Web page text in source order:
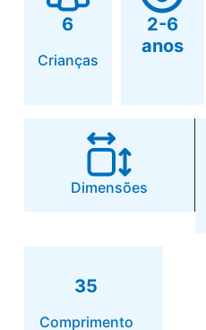
6
Crianças
2-6
anos
Dimensões
35
Comprimento